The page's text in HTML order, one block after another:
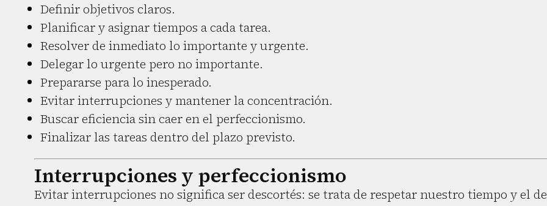
Definir objetivos claros.
Planificar y asignar tiempos a cada tarea.
Resolver de inmediato lo importante y urgente.
Delegar lo urgente pero no importante.
Prepararse para lo inesperado.
Evitar interrupciones y mantener la concentración.
Buscar eficiencia sin caer en el perfeccionismo.
Finalizar las tareas dentro del plazo previsto.
Interrupciones y perfeccionismo
Evitar interrupciones no significa ser descortés: se trata de respetar nuestro tiempo y el de